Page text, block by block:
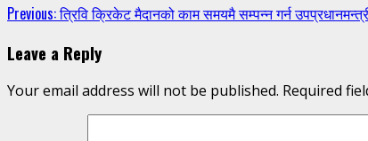
Continue
Reading
Previous:त्रिवि क्रिकेट मैदानको काम समयमै सम्पन्न गर्न
Leave a Reply
Your email address will not be published. Required